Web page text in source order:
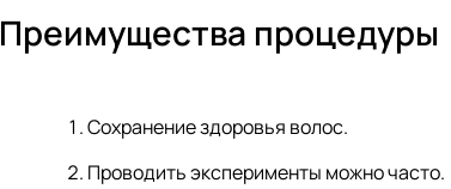
Преимущества процедуры
Сохранение здоровья волос.
Проводить эксперименты можно часто.